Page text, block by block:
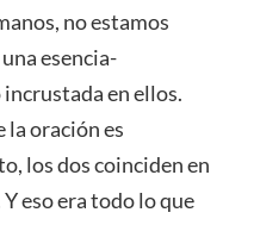
no estamos
esencia-
en ellos.
la oración es
los dos coinciden en
eso era todo lo que